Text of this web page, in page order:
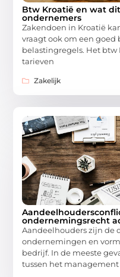
Btw Kroatië en wat
ondernemers
Zakendoen in Kroatië
vraagt ook om een goed
belastingregels. Het btw
tarieven
Zakelijk
ondernemingsrecht
Aandeelhouders zijn de
ondernemingen en
bedrijf. In de meeste
tussen het management